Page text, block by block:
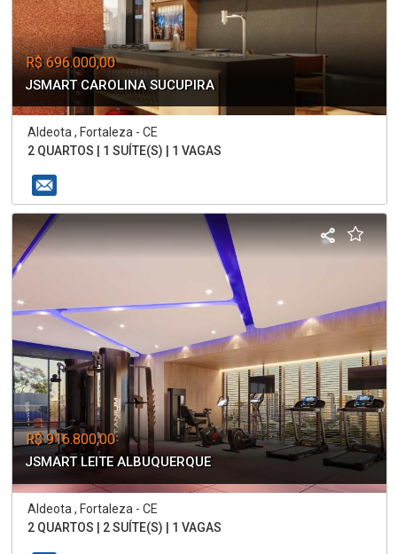
R$ 696.000,00
JSMART CAROLINA SUCUPIRA
Aldeota , Fortaleza - CE
2 QUARTOS | 1 SUÍTE(S) | 1 VAGAS
R$ 916.800,00
JSMART LEITE ALBUQUERQUE
Aldeota , Fortaleza - CE
2 QUARTOS | 2 SUÍTE(S) | 1 VAGAS